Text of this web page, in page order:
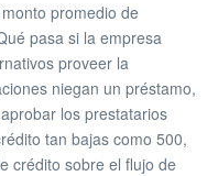
promedio de
pasa si la empresa
proveer la
niegan un préstamo,
los prestatarios
tan bajas como 500,
crédito sobre el flujo de